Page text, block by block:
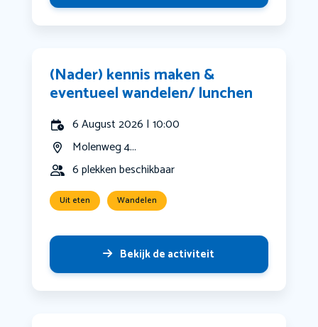
(Nader) kennis maken &
eventueel wandelen/ lunchen
6 August 2026 | 10:00
Molenweg 4...
6 plekken beschikbaar
Uit eten Wandelen
Bekijk de activiteit